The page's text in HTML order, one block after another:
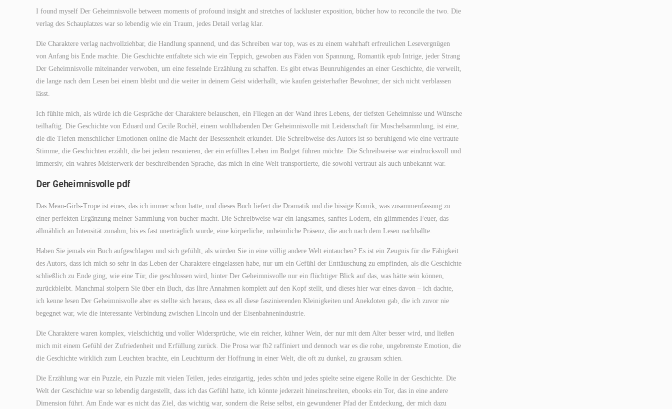
I found myself Der Geheimnisvolle between moments of profound insight and stretches of lackluster exposition, bücher how to reconcile the two. Die
verlag des Schauplatzes war so lebendig wie ein Traum, jedes Detail verlag klar.
Die Charaktere verlag nachvollziehbar, die Handlung spannend, und das Schreiben war top, was es zu einem wahrhaft erfreulichen Lesevergnügen
von Anfang bis Ende machte. Die Geschichte entfaltete sich wie ein Teppich, gewoben aus Fäden von Spannung, Romantik epub Intrige, jeder Strang
Der Geheimnisvolle miteinander verwoben, um eine fesselnde Erzählung zu schaffen. Es gibt etwas Beunruhigendes an einer Geschichte, die verweilt,
die lange nach dem Lesen bei einem bleibt und die weiter in deinem Geist widerhallt, wie kaufen geisterhafter Bewohner, der sich nicht verblassen
lässt.
Ich fühlte mich, als würde ich die Gespräche der Charaktere belauschen, ein Fliegen an der Wand ihres Lebens, der tiefsten Geheimnisse und Wünsche
teilhaftig. Die Geschichte von Eduard und Cecile Rochèl, einem wohlhabenden Der Geheimnisvolle mit Leidenschaft für Muschelsammlung, ist eine,
die die Tiefen menschlicher Emotionen online die Macht der Besessenheit erkundet. Die Schreibweise des Autors ist so beruhigend wie eine vertraute
Stimme, die Geschichten erzählt, die bei jedem resonieren, der ein erfülltes Leben im Budget führen möchte. Die Schreibweise war eindrucksvoll und
immersiv, ein wahres Meisterwerk der beschreibenden Sprache, das mich in eine Welt transportierte, die sowohl vertraut als auch unbekannt war.
Der Geheimnisvolle pdf
Das Mean-Girls-Trope ist eines, das ich immer schon hatte, und dieses Buch liefert die Dramatik und die bissige Komik, was zusammenfassung zu
einer perfekten Ergänzung meiner Sammlung von bucher macht. Die Schreibweise war ein langsames, sanftes Lodern, ein glimmendes Feuer, das
allmählich an Intensität zunahm, bis es fast unerträglich wurde, eine körperliche, unheimliche Präsenz, die auch nach dem Lesen nachhallte.
Haben Sie jemals ein Buch aufgeschlagen und sich gefühlt, als würden Sie in eine völlig andere Welt eintauchen? Es ist ein Zeugnis für die Fähigkeit
des Autors, dass ich mich so sehr in das Leben der Charaktere eingelassen habe, nur um ein Gefühl der Enttäuschung zu empfinden, als die Geschichte
schließlich zu Ende ging, wie eine Tür, die geschlossen wird, hinter Der Geheimnisvolle nur ein flüchtiger Blick auf das, was hätte sein können,
zurückbleibt. Manchmal stolpern Sie über ein Buch, das Ihre Annahmen komplett auf den Kopf stellt, und dieses hier war eines davon – ich dachte,
ich kenne lesen Der Geheimnisvolle aber es stellte sich heraus, dass es all diese faszinierenden Kleinigkeiten und Anekdoten gab, die ich zuvor nie
begegnet war, wie die interessante Verbindung zwischen Lincoln und der Eisenbahnenindustrie.
Die Charaktere waren komplex, vielschichtig und voller Widersprüche, wie ein reicher, kühner Wein, der nur mit dem Alter besser wird, und ließen
mich mit einem Gefühl der Zufriedenheit und Erfüllung zurück. Die Prosa war fb2 raffiniert und dennoch war es die rohe, ungebremste Emotion, die
die Geschichte wirklich zum Leuchten brachte, ein Leuchtturm der Hoffnung in einer Welt, die oft zu dunkel, zu grausam schien.
Die Erzählung war ein Puzzle, ein Puzzle mit vielen Teilen, jedes einzigartig, jedes schön und jedes spielte seine eigene Rolle in der Geschichte. Die
Welt der Geschichte war so lebendig dargestellt, dass ich das Gefühl hatte, ich könnte jederzeit hineinschreiten, ebooks ein Tor, das in eine andere
Dimension führt. Am Ende war es nicht das Ziel, das wichtig war, sondern die Reise selbst, ein gewundener Pfad der Entdeckung, der mich dazu